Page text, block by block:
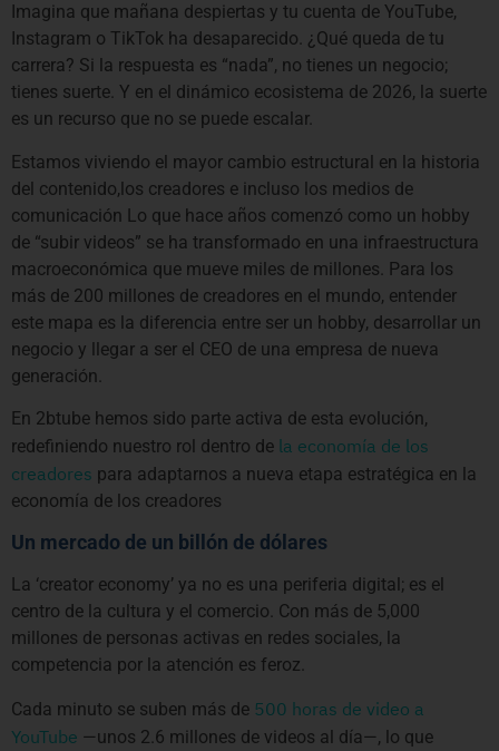
Imagina que mañana despiertas y tu cuenta de YouTube,
Instagram o TikTok ha desaparecido. ¿Qué queda de tu
carrera? Si la respuesta es “nada”, no tienes un negocio;
tienes suerte. Y en el dinámico ecosistema de 2026, la suerte
es un recurso que no se puede escalar.
Estamos viviendo el mayor cambio estructural en la historia
del contenido,los creadores e incluso los medios de
comunicación Lo que hace años comenzó como un hobby
de “subir videos” se ha transformado en una infraestructura
macroeconómica que mueve miles de millones. Para los
más de 200 millones de creadores en el mundo, entender
este mapa es la diferencia entre ser un hobby, desarrollar un
negocio y llegar a ser el CEO de una empresa de nueva
generación.
En 2btube hemos sido parte activa de esta evolución,
redefiniendo nuestro rol dentro de la economía de los
creadores para adaptarnos a nueva etapa estratégica en la
economía de los creadores
Un mercado de un billón de dólares
La ‘creator economy’ ya no es una periferia digital; es el
centro de la cultura y el comercio. Con más de 5,000
millones de personas activas en redes sociales, la
competencia por la atención es feroz.
Cada minuto se suben más de 500 horas de video a
YouTube —unos 2.6 millones de videos al día—, lo que